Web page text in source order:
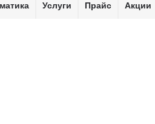
Услуги Прайс Акции